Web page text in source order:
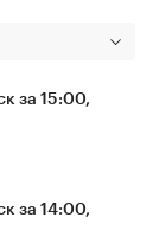
за 15:00,
за 14:00,